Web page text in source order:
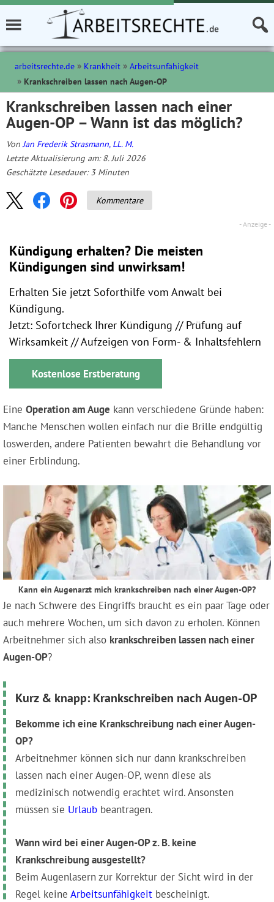
arbeitsrechte.de Krankheit
Arbeitsunfähigkeit
Krankschreiben lassen nach Augen-OP
Krankschreiben lassen nach einer
Augen-OP – Wann ist das möglich?
VonJan Frederik Strasmann, LL. M.
Letzte Aktualisierung am: 8. Juli 2026
Geschätzte Lesedauer: 3 Minuten
Kommentare
Kündigung erhalten? Die meisten
Kündigungen sind unwirksam!
Erhalten Sie jetzt Soforthilfe vom Anwalt bei
Kündigung.
Jetzt: Sofortcheck Ihrer Kündigung // Prüfung auf
Wirksamkeit // Aufzeigen von Form- & Inhaltsfehlern
Kostenlose Erstberatung
Eine Operation am Auge kann verschiedene Gründe haben:
Manche Menschen wollen einfach nur die Brille endgültig
loswerden, andere Patienten bewahrt die Behandlung vor
einer Erblindung.
Kann ein Augenarzt mich krankschreiben nach einer Augen-OP?
Je nach Schwere des Eingriffs braucht es ein paar Tage oder
auch mehrere Wochen, um sich davon zu erholen. Können
Arbeitnehmer sich also krankschreiben lassen nach einer
Augen-OP?
Kurz & knapp: Krankschreiben nach Augen-OP
Bekomme ich eine Krankschreibung nach einer Augen-
OP?
Arbeitnehmer können sich nur dann krankschreiben
lassen nach einer Augen-OP, wenn diese als
medizinisch notwendig erachtet wird. Ansonsten
müssen sie Urlaub beantragen.
Wann wird bei einer Augen-OP z. B. keine
Krankschreibung ausgestellt?
Beim Augenlasern zur Korrektur der Sicht wird in der
Regel keine Arbeitsunfähigkeit bescheinigt.